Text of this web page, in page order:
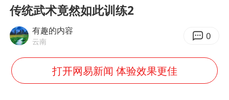
王艺迪无缘横滨赛决赛
以军士兵把枪口对准中国记者
上门女婿出轨女邻居多年被判重婚罪
传统武术竟然如此训练2
有趣的内容
云南 0
打开网易新闻 体验效果更佳